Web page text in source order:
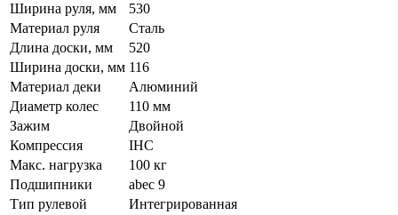
Ширина руля, мм
530
Материал руля
Сталь
Длина доски, мм
520
Ширина доски, мм 116
Материал деки
Алюминий
Диаметр колес
110 мм
Зажим
Двойной
Компрессия
IHC
Макс. нагрузка
100 кг
Подшипники
abec 9
Тип рулевой
Интегрированная